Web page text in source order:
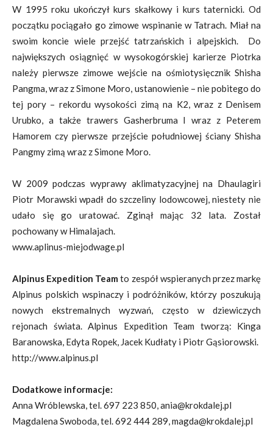
W 1995 roku ukończył kurs skałkowy i kurs taternicki. Od
początku pociągało go zimowe wspinanie w Tatrach. Miał na
swoim koncie wiele przejść tatrzańskich i alpejskich. Do
największych osiągnięć w wysokogórskiej karierze Piotrka
należy pierwsze zimowe wejście na ośmiotysięcznik Shisha
Pangma, wraz z Simone Moro, ustanowienie – nie pobitego do
tej pory – rekordu wysokości zimą na K2, wraz z Denisem
Urubko, a także trawers Gasherbruma I wraz z Peterem
Hamorem czy pierwsze przejście południowej ściany Shisha
Pangmy zimą wraz z Simone Moro.
W 2009 podczas wyprawy aklimatyzacyjnej na Dhaulagiri
Piotr Morawski wpadł do szczeliny lodowcowej, niestety nie
udało się go uratować. Zginął mając 32 lata. Został
pochowany w Himalajach.
www.aplinus-miejodwage.pl
Alpinus Expedition Teamto zespół wspieranych przez markę
Alpinus polskich wspinaczy i podróżników, którzy poszukują
nowych ekstremalnych wyzwań, często w dziewiczych
rejonach świata. Alpinus Expedition Team tworzą: Kinga
Baranowska, Edyta Ropek, Jacek Kudłaty i Piotr Gąsiorowski.
http://www.alpinus.pl
Dodatkowe informacje:
Anna Wróblewska, tel. 697 223 850, ania@krokdalej.pl
Magdalena Swoboda, tel. 692 444 289, magda@krokdalej.pl